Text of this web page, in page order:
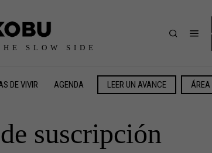
SLOW SIDE
DE VIVIR AGENDA LEER UN AVANCE
suscripción